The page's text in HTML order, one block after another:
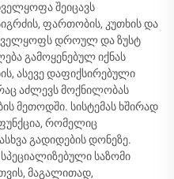
შეიცავს
ფართობის, კუთხის და
დროულ და ზუსტ
გამოყენებულ იქნას
ასევე დაფიქსირებული
აძლევს მოქნილობას
მეთოდში. სისტემას ხშირად
რომელიც
გადიდების დონეზე.
საზომი
მაგალითად,